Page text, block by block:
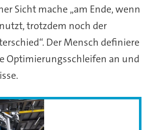
Sicht mache „am Ende, wenn
trotzdem noch der
Der Mensch definiere
Optimierungsschleifen an und